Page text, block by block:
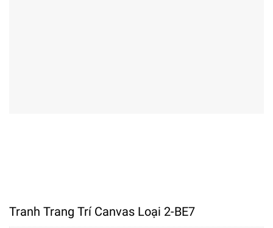
Tranh Trang Trí Canvas Loại 2-BE7